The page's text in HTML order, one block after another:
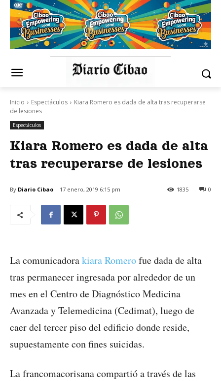
Inicio Espectáculos
Kiara Romero es dada de alta tras recuperarse
de lesiones
Espectáculos
Kiara Romero es dada de alta
tras recuperarse de lesiones
By Diario Cibao 17 enero, 2019 6:15 pm 0
1835
La comunicadorakiara Romerofue dada de alta
tras permanecer ingresada por alrededor de un
mes en el Centro de Diagnóstico Medicina
Avanzada y Telemedicina (Cedimat), luego de
caer del tercer piso del edificio donde reside,
supuestamente con fines suicidas.
La francomacorisana compartió a través de las